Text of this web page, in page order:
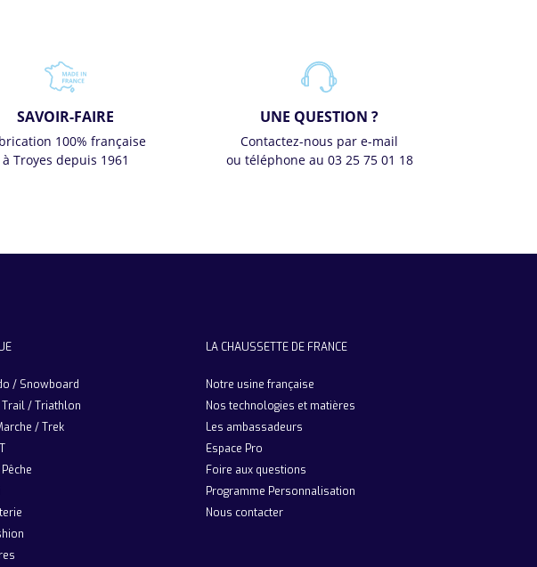
SAVOIR-FAIRE
100% française
à Troyes depuis 1961
UNE QUESTION ?
Contactez-nous par e-mail
ou téléphone au 03 25 75 01 18
/ Snowboard
Trail / Triathlon
/ Trek
LA CHAUSSETTE DE FRANCE
Notre usine française
Nos technologies et matières
Les ambassadeurs
Espace Pro
Foire aux questions
Programme Personnalisation
Nous contacter